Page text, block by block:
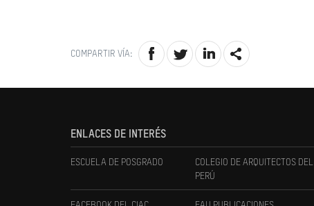
COMPARTIR VÍA:
ENLACES DE INTERÉS
ESCUELA DE POSGRADO
COLEGIO DE ARQUITECTOS DEL
PERÚ